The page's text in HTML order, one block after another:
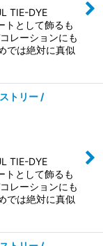
TIE-DYE
トとして飾るも
レーションにも
では絶対に真似
トリー /
TIE-DYE
トとして飾るも
レーションにも
では絶対に真似